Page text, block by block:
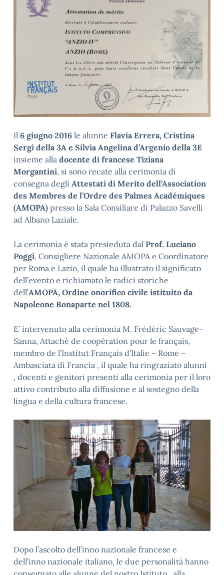
Il 6 giugno 2016 le alunne Flavia Errera, Cristina
Sergi della 3A e Silvia Angelina d’Argenio della 3E
insieme alla docente di francese Tiziana
Morgantini, si sono recate alla cerimonia di
consegna degli Attestati di Merito dell’Association
des Membres de l’Ordre des Palmes Académiques
(AMOPA) presso la Sala Consiliare di Palazzo Savelli
ad Albano Laziale.
La cerimonia è stata presieduta dal Prof. Luciano
Poggi, Consigliere Nazionale AMOPA e Coordinatore
per Roma e Lazio, il quale ha illustrato il significato
dell’evento e richiamato le radici storiche
dell’AMOPA, Ordine onorifico civile istituito da
Napoleone Bonaparte nel 1808.
E’ intervenuto alla cerimonia M. Frédéric Sauvage-
Sanna, Attaché de coopération pour le français,
membro de l’Institut Français d’Italie – Rome –
Ambasciata di Francia , il quale ha ringraziato alunni
, docenti e genitori presenti alla cerimonia per il loro
attivo contributo alla diffusione e al sostegno della
lingua e della cultura francese.
Dopo l’ascolto dell’inno nazionale francese e
dell’inno nazionale italiano, le due personalità hanno